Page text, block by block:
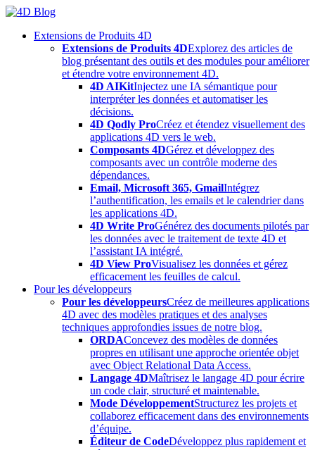
Skip
contentExtensions de Produits 4D
Extensions de Produits 4DExplorez des articles de
blog présentant des outils et des modules pour améliorer
et étendre votre environnement 4D.
4D AIKitInjectez une IA sémantique pour
interpréter les données et automatiser les
décisions.
4D Qodly ProCréez et étendez visuellement des
applications 4D vers le web.
Composants 4DGérez et développez des
composants avec un contrôle moderne des
dépendances.
Email, Microsoft 365, GmailIntégrez
l’authentification, les emails et le calendrier dans
les applications 4D.
4D Write ProGénérez des documents pilotés par
les données avec le traitement de texte 4D et
l’assistant IA intégré.
4D View ProVisualisez les données et gérez
efficacement les feuilles de calcul.
Pour les développeurs
Pour les développeursCréez de meilleures applications
4D avec des modèles pratiques et des analyses
techniques approfondies issues de notre blog.
ORDAConcevez des modèles de données
propres en utilisant une approche orientée objet
avec Object Relational Data Access.
Langage 4DMaîtrisez le langage 4D pour écrire
un code clair, structuré et maintenable.
Mode DéveloppementStructurez les projets et
collaborez efficacement dans des environnements
d’équipe.
Éditeur de CodeDéveloppez plus rapidement et